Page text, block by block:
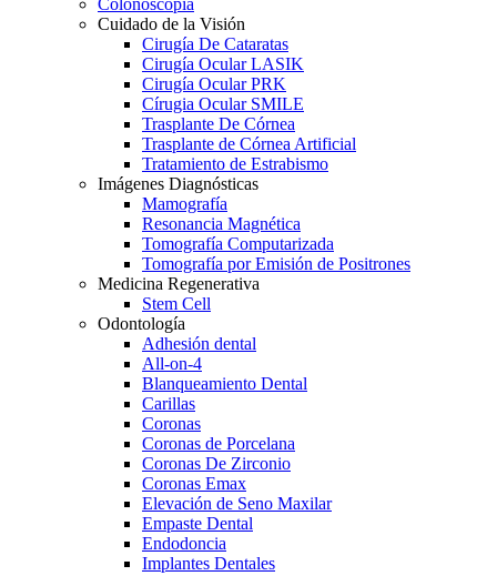
Cuidado de la Visión
Cirugía De Cataratas
Cirugía Ocular LASIK
Cirugía Ocular PRK
Círugia Ocular SMILE
Trasplante De Córnea
Trasplante de Córnea Artificial
Tratamiento de Estrabismo
Imágenes Diagnósticas
Mamografía
Resonancia Magnética
Tomografía Computarizada
Tomografía por Emisión de Positrones
Medicina Regenerativa
Stem Cell
Odontología
Adhesión dental
All-on-4
Blanqueamiento Dental
Carillas
Coronas
Coronas de Porcelana
Coronas De Zirconio
Coronas Emax
Elevación de Seno Maxilar
Empaste Dental
Endodoncia
Implantes Dentales